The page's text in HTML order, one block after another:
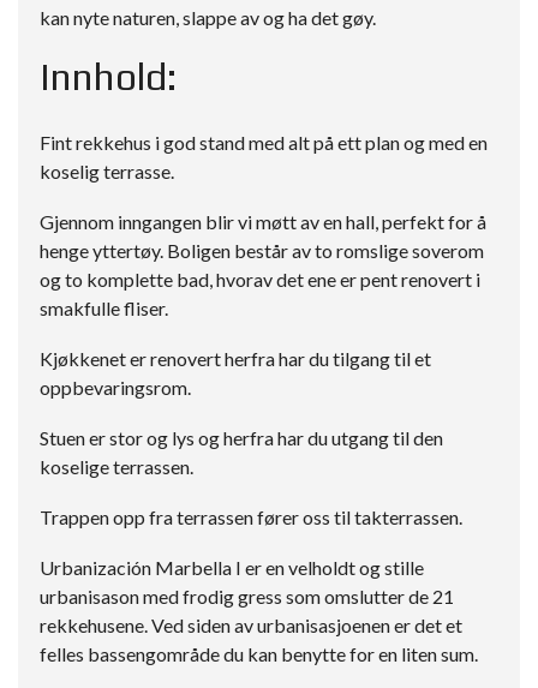
kan nyte naturen, slappe av og ha det gøy.
Innhold:
Fint rekkehus i god stand med alt på ett plan og med en
koselig terrasse.
Gjennom inngangen blir vi møtt av en hall, perfekt for å
henge yttertøy. Boligen består av to romslige soverom
og to komplette bad, hvorav det ene er pent renovert i
smakfulle fliser.
Kjøkkenet er renovert herfra har du tilgang til et
oppbevaringsrom.
Stuen er stor og lys og herfra har du utgang til den
koselige terrassen.
Trappen opp fra terrassen fører oss til takterrassen.
Urbanización Marbella I er en velholdt og stille
urbanisason med frodig gress som omslutter de 21
rekkehusene. Ved siden av urbanisasjoenen er det et
felles bassengområde du kan benytte for en liten sum.